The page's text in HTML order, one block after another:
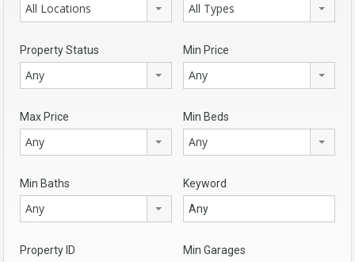
All Locations All Types
Property Status
Any
Min Price
Any
Max Price
Any
Min Beds
Any
Min Baths
Any
Keyword
Property ID Min Garages